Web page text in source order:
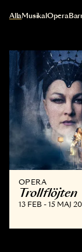
Val av kategori
AllaMusikal Opera
OPERA
Trollflöjten
13 FEB - 15 MAJ